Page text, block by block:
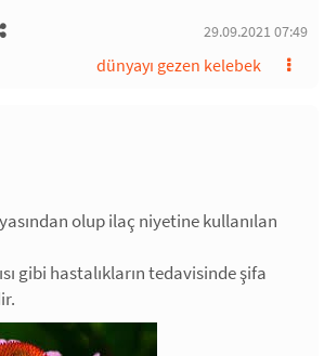
29.09.2021 07:49
dünyayı gezen kelebek
olup ilaç niyetine kullanılan
gibi hastalıkların tedavisinde şifa